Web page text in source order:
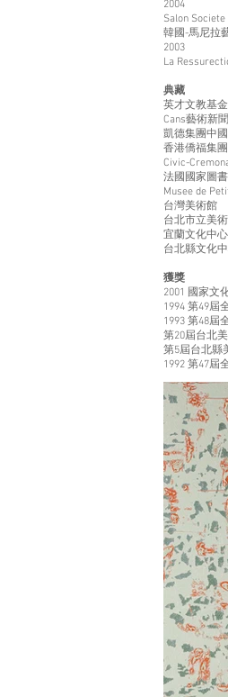
2004
Salon
韓國-馬尼拉
2003
La
典藏
英才文教基
Cans藝術新聞
凱德集團中
香港僑福集團
Civic-
法國國家圖
Musee de
台灣美術館
台北市立美
宜蘭文化中心
台北縣文化
獲獎
2001 國家文
1994 第49屆
1993 第48屆
第20屆台北
第5屆台北縣
1992 第47屆